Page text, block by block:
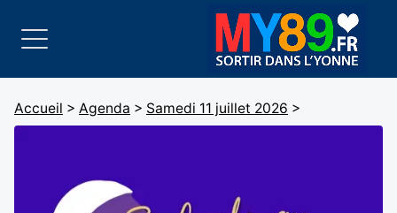
Accueil > Agenda > Samedi 11 juillet 2026 >